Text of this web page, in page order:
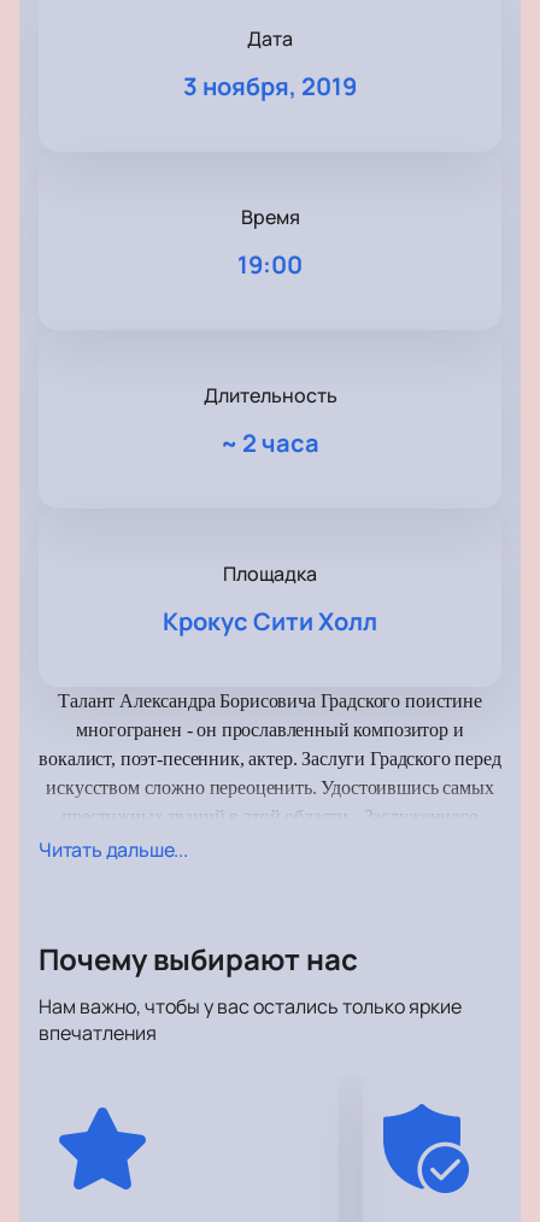
Дата
3 ноября, 2019
Время
19:00
Длительность
~ 2 часа
Площадка
Крокус Сити Холл
Талант Александра Борисовича Градского поистине
многогранен - он прославленный композитор и
вокалист, поэт-песенник, актер. Заслуги Градского перед
искусством сложно переоценить. Удостоившись самых
престижных званий в этой области - Заслуженного
деятеля искусств, лауреата Государственной премии РФ
Он руководит собственным театром «Градский Холл» и
знаменитом шоу «Голос»), чтобы делиться с учениками
Вместе с другими известными артистами они также
выйдут на сцену Крокус Сити Холла, чтобы поздравить
Читать дальше...
Почему выбирают нас
Нам важно, чтобы у вас остались только яркие
впечатления